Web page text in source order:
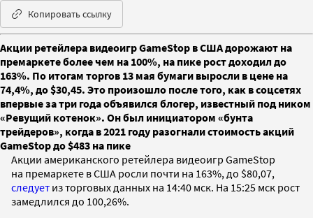
Копировать ссылку
Акции ретейлера видеоигр GameStop в США дорожают на
премаркете более чем на 100%, на пике рост доходил до
163%. По итогам торгов 13 мая бумаги выросли в цене на
74,4%, до $30,45. Это произошло после того, как в соцсетях
впервые за три года объявился блогер, известный под ником
«Ревущий котенок». Он был инициатором «бунта
трейдеров», когда в 2021 году разогнали стоимость акций
GameStop до $483 на пике
Акции американского ретейлера видеоигр GameStop
на премаркете в США росли почти на 163%, до $80,07,
следует из торговых данных на 14:40 мск. На 15:25 мск рост
замедлился до 100,26%.